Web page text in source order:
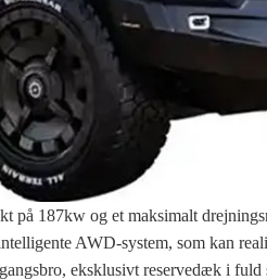
187kw og et maksimalt
AWD-system, som kan
eksklusivt reservedæk i fuld